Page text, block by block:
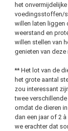
het
voedingsstoffen/
willen laten liggen
weerstand en
willen stellen van
genieten van deze
** Het lot van de
het grote aantal
zou interessant
twee
omdat de dieren
dan een jaar of 2
we erachter dat